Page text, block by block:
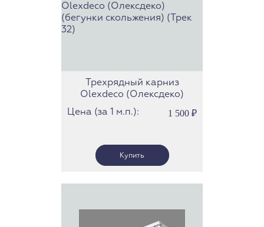
Трехрядный карниз
Olexdeco (Олексдеко)
(бегунки скольжения)
(Трек 32)
Цена (за 1 м.п.): 1 500 ₽